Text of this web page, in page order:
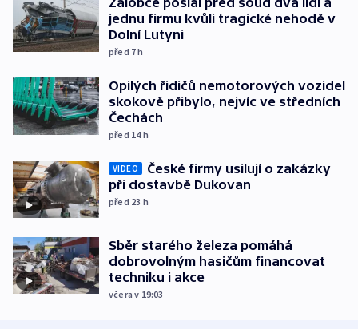
jednu firmu kvůli tragické nehodě v
Dolní Lutyni
před 7h
Opilých řidičů nemotorových vozidel
skokově přibylo, nejvíc ve středních
Čechách
před 14h
VIDEO
České firmy usilují o zakázky
při dostavbě Dukovan
před 23 h
Sběr starého železa pomáhá
dobrovolným hasičům financovat
techniku i akce
včera v 19:03